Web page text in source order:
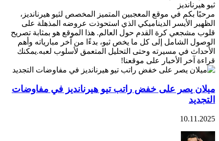
ثيو هيرنانديز
مرحبًا بكم في موقع المعجبين المتميز المخصص لثيو هيرنانديز،
الظهير الأيسر الديناميكي الذي استحوذت عروضه المذهلة على
قلوب مشجعي كرة القدم حول العالم. هذا الموقع هو بمثابة تصريح
الوصول الشامل إلى كل ما يخص ثيو، بدءًا من آخر مبارياته وأهم
الأحداث في مسيرته وحتى التحليل المتعمق لأسلوب لعبه.يمكنك
قراءة آخر الأخبار على موقعنا!
ميلان يصر على خفض راتب تيو هيرنانديز في مفاوضات
التجديد
10.11.2025